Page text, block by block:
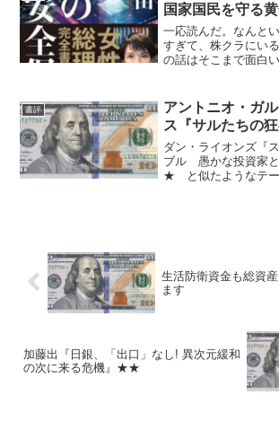
国家国民を守
一応読んだ。なんと
すぎて、株クラにい
の話はそこまで面白
のかなとは思う。総
らいの間にもうちょ
書評
アントニオ・ガ
ス『サルたち
ダン・ライオンズ『
ブル 愚かな投資家と
★ と似たようなテー
生活防衛資金も総資
ます
加藤出『日銀、「出口」なし! 異次元緩和
の次に来る危機』★★